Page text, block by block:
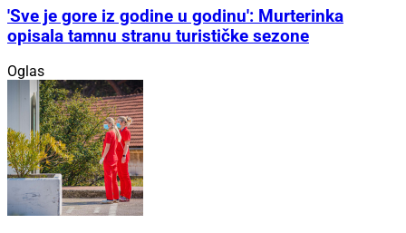
'Sve je gore iz godine u godinu': Murterinka
opisala tamnu stranu turističke sezone
Oglas